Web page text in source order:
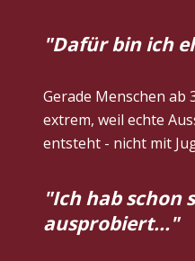
"Dafür bin ich
Gerade Menschen
extrem, weil echte
entsteht - nicht mit
"Ich hab schon
ausprobiert..."